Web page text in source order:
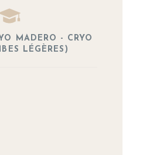
MADERO - CRYO
LÉGÈRES)